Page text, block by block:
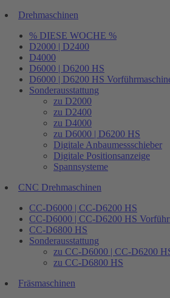
Drehmaschinen
% DIESE WOCHE %
D2000 | D2400
D4000
D6000 | D6200 HS
D6000 | D6200 HS
Sonderausstattung
zu D2000
zu D2400
zu D4000
zu D6000 | D6200 HS
Digitale Anbaumessschieber
Digitale Positionsanzeige
Spannsysteme
CNC Drehmaschinen
CC-D6000 | CC-D6200 HS
CC-D6000 | CC-D6200 HS
CC-D6800 HS
Sonderausstattung
zu CC-D6000 | CC-D6200
zu CC-D6800 HS
Fräsmaschinen